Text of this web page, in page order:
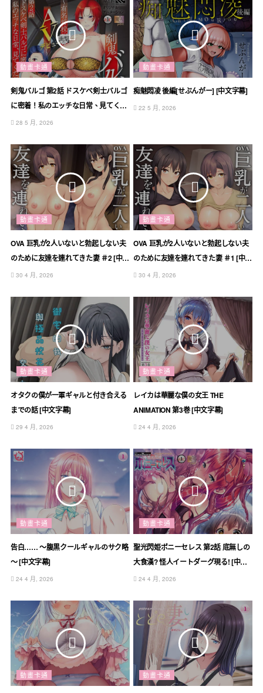
動畫卡通
剣鬼バルゴ 第2話 ドスケベ剣士バルゴ
に密着！私のエッチな日常、見てくだ
さい [中文字幕]
28 5 月, 2026
動畫卡通
痴魅悶凌 後編[せぶんがー] [中文字幕]
22 5 月, 2026
動畫卡通
OVA 巨乳が2人いないと勃起しない夫
のために友達を連れてきた妻 ＃2 [中文
字幕]
30 4 月, 2026
動畫卡通
OVA 巨乳が2人いないと勃起しない夫
のために友達を連れてきた妻 ＃1 [中文
字幕]
30 4 月, 2026
動畫卡通
オタクの僕が一軍ギャルと付き合える
までの話 [中文字幕]
29 4 月, 2026
動畫卡通
レイカは華麗な僕の女王 THE
ANIMATION 第3巻 [中文字幕]
24 4 月, 2026
動畫卡通
告白…… ～腹黒クールギャルのサク略
～ [中文字幕]
24 4 月, 2026
動畫卡通
聖光閃姫ポニーセレス 第2話 底無しの
大食漢? 怪人イートダーグ現る! [中文
字幕]
24 4 月, 2026
動畫卡通 動畫卡通